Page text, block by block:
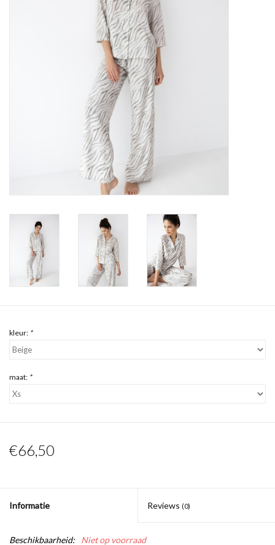
kleur: *
maat: *
€66,50
Informatie Reviews (0)
Beschikbaarheid:
Niet op voorraad